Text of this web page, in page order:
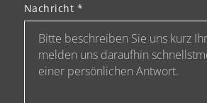
Nachricht *